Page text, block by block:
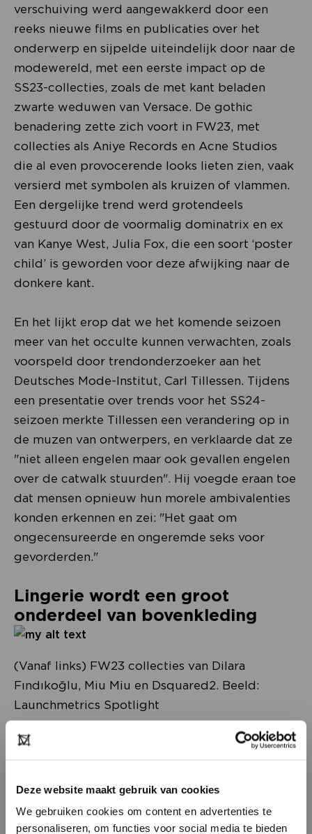
Deze website maakt gebruik van cookies
We gebruiken cookies om content en advertenties te
personaliseren, om functies voor social media te bieden
verschuiving werd aangewakkerd door een
reeks nieuwe films en publicaties over het
onderwerp en sijpelde uiteindelijk door naar de
modewereld, met een eerste impact op de
SS23-collecties, zoals de met kant beladen
zwarte weduwen van Versace. De gothic
benadering zette zich voort in FW23, met
collecties als Aniye Records en Acne Studios
die al even provocerende looks lieten zien, vaak
versierd met symbolen als kruizen of vlammen.
Een dergelijke trend werd grotendeels
gestuurd door de voormalig dominatrix en ex
van Kanye West, Julia Fox, die een soort ‘poster
child’ is geworden voor deze afwijking naar de
donkere kant.
En het lijkt erop dat we het komende seizoen
meer van het occulte kunnen verwachten, zoals
voorspeld door trendonderzoeker aan het
Deutsches Mode-Institut, Carl Tillessen. Tijdens
een presentatie over trends voor het SS24-
seizoen merkte Tillessen een verandering op in
de muzen van ontwerpers, en verklaarde dat ze
"niet alleen engelen maar ook gevallen engelen
over de catwalk stuurden". Hij voegde eraan toe
dat mensen opnieuw hun morele ambivalenties
konden erkennen en zei: "Het gaat om
ongecensureerde en ongeremde seks voor
gevorderden."
Lingerie wordt een groot
onderdeel van bovenkleding
(Vanaf links) FW23 collecties van Dilara
Fındıkoğlu, Miu Miu en Dsquared2. Beeld:
Launchmetrics Spotlight
Hoewel de rol van lingerie in de dagelijkse
toenemende gebruik ervan in catwalkcollecties
dergelijke kledingstukken in de modewereld